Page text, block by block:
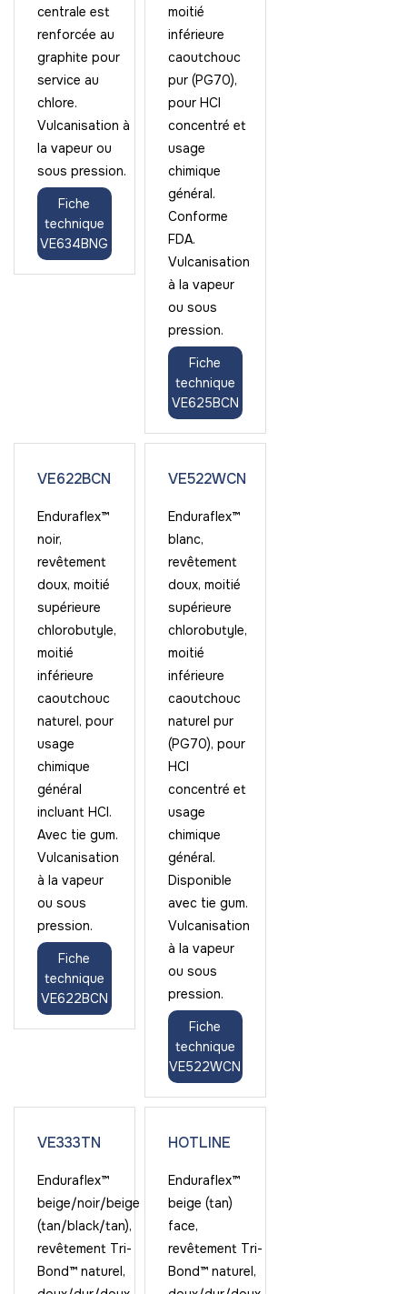
centrale est
renforcée au
graphite pour
service au
chlore.
Vulcanisation à
la vapeur ou
sous pression.
Fiche
technique
VE634BNG
moitié
inférieure
caoutchouc
pur (PG70),
pour HCl
concentré et
usage
chimique
général.
Conforme
FDA.
Vulcanisation
à la vapeur
ou sous
pression.
Fiche
technique
VE625BCN
VE622BCN
Enduraflex™
noir,
revêtement
doux, moitié
supérieure
chlorobutyle,
moitié
inférieure
caoutchouc
naturel, pour
usage
chimique
général
incluant HCl.
Avec tie gum.
Vulcanisation
à la vapeur
ou sous
pression.
Fiche
technique
VE622BCN
VE522WCN
Enduraflex™
blanc,
revêtement
doux, moitié
supérieure
chlorobutyle,
moitié
inférieure
caoutchouc
naturel pur
(PG70), pour
HCl
concentré et
usage
chimique
général.
Disponible
avec tie gum.
Vulcanisation
à la vapeur
ou sous
pression.
Fiche
technique
VE522WCN
VE333TN
Enduraflex™
beige/noir/beige
(tan/black/tan),
revêtement Tri-
Bond™ naturel,
HOTLINE
Enduraflex™
beige (tan)
face,
revêtement Tri-
Bond™ naturel,